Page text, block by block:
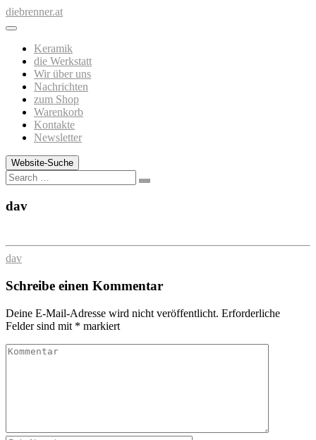
Zum
Inhalt
diebrenner.at
Keramik
die Werkstatt
Wir über uns
Nachrichten
zum Shop
Warenkorb
Kontakte
Newsletter
Website-Suche
Search
dav
dav
Schreibe einen Kommentar
Deine E-Mail-Adresse wird nicht veröffentlicht. Erforderliche
Felder sind mit * markiert